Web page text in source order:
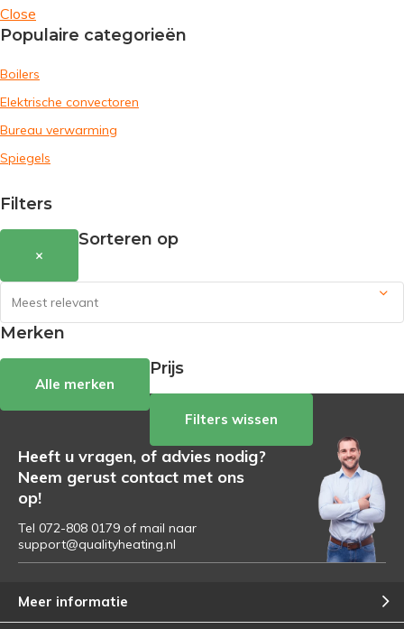
Close
Populaire categorieën
Boilers
Elektrische convectoren
Bureau verwarming
Spiegels
Filters
×
Sorteren op
Merken
Alle merken
Prijs
Filters wissen
Heeft u vragen, of advies nodig?
Neem gerust contact met ons
op!
Tel 072-808 0179 of mail naar
support@qualityheating.nl
Meer informatie